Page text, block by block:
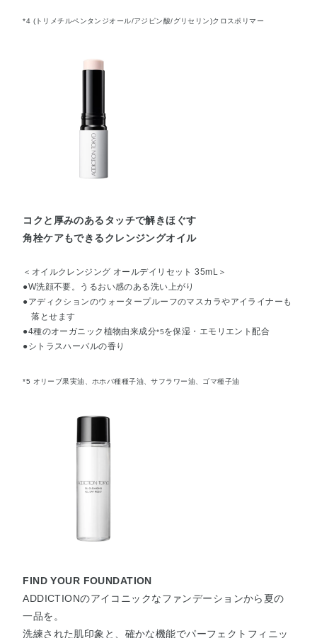
*4 (トリメチルペンタンジオール/アジピン酸/グリセリン)クロスポリマー
コクと厚みのあるタッチで解きほぐす
角栓ケアもできるクレンジングオイル
＜オイルクレンジング オールデイリセット 35mL＞
●W洗顔不要。うるおい感のある洗い上がり
●アディクションのウォータープルーフのマスカラやアイライナーも
落とせます
●4種のオーガニック植物由来成分*5を保湿・エモリエント配合
●シトラスハーバルの香り
*5 オリーブ果実油、ホホバ種種子油、サフラワー油、ゴマ種子油
FIND YOUR FOUNDATION
ADDICTIONのアイコニックなファンデーションから夏の
一品を。
洗練された肌印象と、確かな機能でパーフェクトフィニッ